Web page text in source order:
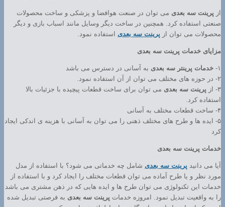
از پرینت سه بعدی می توان در صنعت هوافضا و پزشکی و ساخت محصولات
صنعتی استفاده کرد. همچنین در ساخت دیگر وسایل مانند اسباب بازی و دیگر
محصولات می توان از پرینت سه بعدی استفاده نمود.
مزایای خدمات پرینت سه بعدی
۱- خدمات پرینتر سه بعدی به آسانی در دسترس می باشد
۲- در حوزه های مختلف می توان از آن استفاده نمود.
۳- از
پرینت سه بعدی می توان برای ساخت قطعات پیچیده با جزئیات بالا
استفاده کرد.
۴- ساخت قطعات مختلف به آسانی
۵- ایده ها و طرح های مختلف ذهنی را می توان به آسانی با هزینه ی اندکی ایجاد
کرد
خدمات پرینت سه بعدی
آیا می دانید پرینت سه بعدی شامل چه خدماتی می شود؟ با استفاده از مدل
مورد نظر و یا طرح آماده می توان قطعات مختلف را ایجاد کرد و با استفاده از
خدمات این تکنولوژی می توان طرح ها و ایده هایی که در ذهن مشتری می باشد
را به واقعیت تبدیل نمود. امروزه خدمات پرینت سه بعدی به فرصتی تبدیل شده